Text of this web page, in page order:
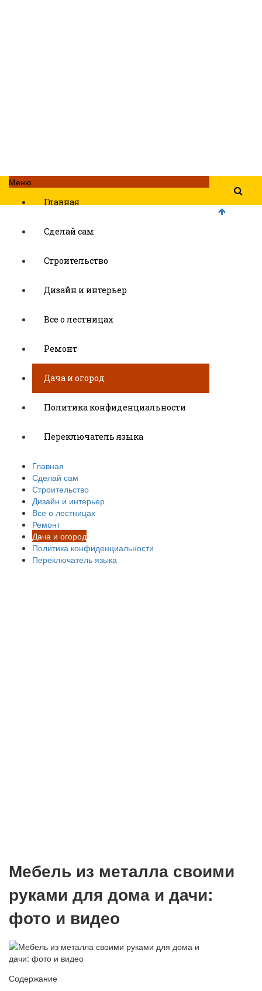
Меню
Главная
Сделай сам
Строительство
Дизайн и интерьер
Все о лестницах
Ремонт
Дача и огород
Политика конфиденциальности
Переключатель языка
Главная
Сделай сам
Строительство
Дизайн и интерьер
Все о лестницах
Ремонт
Дача и огород
Политика конфиденциальности
Переключатель языка
Мебель из металла своими
руками для дома и дачи:
фото и видео
Содержание